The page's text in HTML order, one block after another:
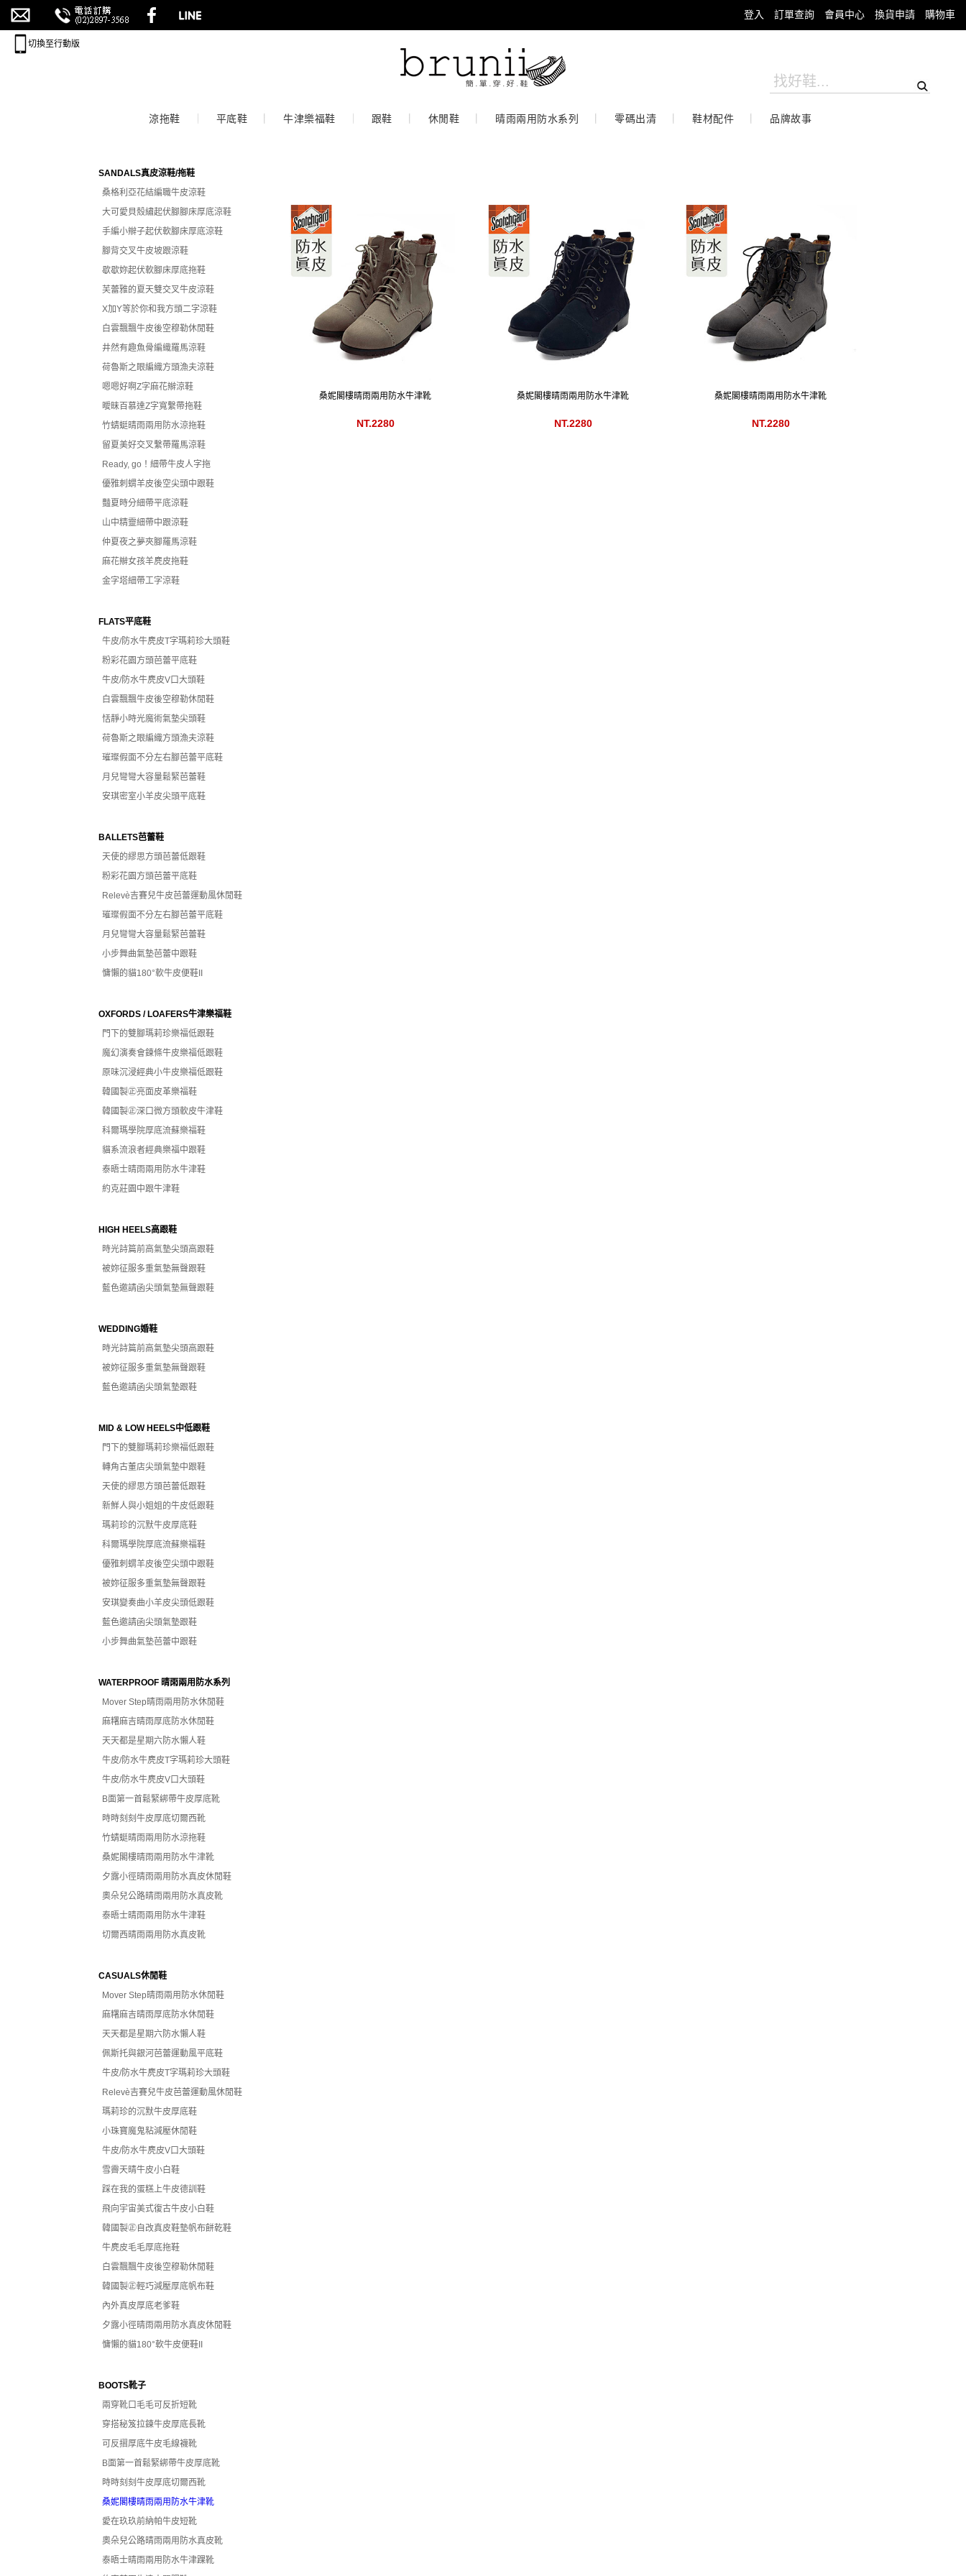
登入 訂單查詢 會員中心 換貨申請 購物車
切換至行動版
涼拖鞋 平底鞋 牛津樂福鞋 跟鞋 休閒鞋 晴雨兩用防水系列 零碼出清 鞋材配件 品牌故事
SANDALS真皮涼鞋/拖鞋
桑格利亞花結編職牛皮涼鞋
大可愛貝殼繡起伏腳腳床厚底涼鞋
手編小辮子起伏軟腳床厚底涼鞋
腳背交叉牛皮坡跟涼鞋
歇歇妳起伏軟腳床厚底拖鞋
芙蕾雅的夏天雙交叉牛皮涼鞋
X加Y等於你和我方頭二字涼鞋
白雲飄飄牛皮後空穆勒休閒鞋
井然有趣魚骨編織羅馬涼鞋
荷魯斯之眼編織方頭漁夫涼鞋
嗯嗯好啊Z字麻花辮涼鞋
曖昧百慕達Z字寬繫帶拖鞋
竹蜻蜓晴雨兩用防水涼拖鞋
留夏美好交叉繫帶羅馬涼鞋
Ready, go！細帶牛皮人字拖
優雅刺蝟羊皮後空尖頭中跟鞋
豔夏時分細帶平底涼鞋
山中精靈細帶中跟涼鞋
仲夏夜之夢夾腳羅馬涼鞋
麻花辮女孩羊麂皮拖鞋
金字塔細帶工字涼鞋
FLATS平底鞋
牛皮/防水牛麂皮T字瑪莉珍大頭鞋
粉彩花園方頭芭蕾平底鞋
牛皮/防水牛麂皮V口大頭鞋
白雲飄飄牛皮後空穆勒休閒鞋
恬靜小時光魔術氣墊尖頭鞋
荷魯斯之眼編織方頭漁夫涼鞋
璀璨假面不分左右腳芭蕾平底鞋
月兒彎彎大容量鬆緊芭蕾鞋
安琪密室小羊皮尖頭平底鞋
BALLETS芭蕾鞋
天使的繆思方頭芭蕾低跟鞋
粉彩花園方頭芭蕾平底鞋
Relevè吉賽兒牛皮芭蕾運動風休閒鞋
璀璨假面不分左右腳芭蕾平底鞋
月兒彎彎大容量鬆緊芭蕾鞋
小步舞曲氣墊芭蕾中跟鞋
慵懶的貓180°軟牛皮便鞋II
OXFORDS / LOAFERS牛津樂福鞋
門下的雙腳瑪莉珍樂福低跟鞋
魔幻演奏會鍊條牛皮樂福低跟鞋
原味沉浸經典小牛皮樂福低跟鞋
韓國製㊣亮面皮革樂福鞋
韓國製㊣深口微方頭軟皮牛津鞋
科爾瑪學院厚底流蘇樂福鞋
貓系流浪者經典樂福中跟鞋
泰晤士晴雨兩用防水牛津鞋
約克莊園中跟牛津鞋
HIGH HEELS高跟鞋
時光詩篇前高氣墊尖頭高跟鞋
被妳征服多重氣墊無聲跟鞋
藍色邀請函尖頭氣墊無聲跟鞋
WEDDING婚鞋
時光詩篇前高氣墊尖頭高跟鞋
被妳征服多重氣墊無聲跟鞋
藍色邀請函尖頭氣墊跟鞋
MID & LOW HEELS中低跟鞋
門下的雙腳瑪莉珍樂福低跟鞋
轉角古董店尖頭氣墊中跟鞋
天使的繆思方頭芭蕾低跟鞋
新鮮人與小姐姐的牛皮低跟鞋
瑪莉珍的沉默牛皮厚底鞋
科爾瑪學院厚底流蘇樂福鞋
優雅刺蝟羊皮後空尖頭中跟鞋
被妳征服多重氣墊無聲跟鞋
安琪變奏曲小羊皮尖頭低跟鞋
藍色邀請函尖頭氣墊跟鞋
小步舞曲氣墊芭蕾中跟鞋
WATERPROOF 晴雨兩用防水系列
Mover Step晴雨兩用防水休閒鞋
麻糬麻吉晴雨厚底防水休閒鞋
天天都是星期六防水懶人鞋
牛皮/防水牛麂皮T字瑪莉珍大頭鞋
牛皮/防水牛麂皮V口大頭鞋
B面第一首鬆緊綁帶牛皮厚底靴
時時刻刻牛皮厚底切爾西靴
竹蜻蜓晴雨兩用防水涼拖鞋
桑妮閣樓晴雨兩用防水牛津靴
夕露小徑晴雨兩用防水真皮休閒鞋
奧朵兒公路晴雨兩用防水真皮靴
泰晤士晴雨兩用防水牛津鞋
切爾西晴雨兩用防水真皮靴
CASUALS休閒鞋
Mover Step晴雨兩用防水休閒鞋
麻糬麻吉晴雨厚底防水休閒鞋
天天都是星期六防水懶人鞋
佩斯托與銀河芭蕾運動風平底鞋
牛皮/防水牛麂皮T字瑪莉珍大頭鞋
Relevè吉賽兒牛皮芭蕾運動風休閒鞋
瑪莉珍的沉默牛皮厚底鞋
小珠寶魔鬼粘減壓休閒鞋
牛皮/防水牛麂皮V口大頭鞋
雪霽天晴牛皮小白鞋
踩在我的蛋糕上牛皮德訓鞋
飛向宇宙美式復古牛皮小白鞋
韓國製㊣自改真皮鞋墊帆布餅乾鞋
牛麂皮毛毛厚底拖鞋
白雲飄飄牛皮後空穆勒休閒鞋
韓國製㊣輕巧減壓厚底帆布鞋
內外真皮厚底老爹鞋
夕露小徑晴雨兩用防水真皮休閒鞋
慵懶的貓180°軟牛皮便鞋II
BOOTS靴子
兩穿靴口毛毛可反折短靴
穿搭秘笈拉鍊牛皮厚底長靴
可反摺厚底牛皮毛線襪靴
B面第一首鬆緊綁帶牛皮厚底靴
時時刻刻牛皮厚底切爾西靴
桑妮閣樓晴雨兩用防水牛津靴
愛在玖玖前納帕牛皮短靴
奧朵兒公路晴雨兩用防水真皮靴
泰晤士晴雨兩用防水牛津踝靴
桑妮閣樓晴雨兩用防水牛津靴
NT.2280
桑妮閣樓晴雨兩用防水牛津靴
NT.2280
桑妮閣樓晴雨兩用防水牛津靴
NT.2280